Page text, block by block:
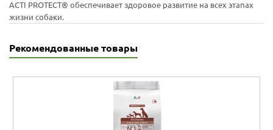
ACTI PROTECT® обеспечивает здоровое развитие на всех этапах
жизни собаки.
Рекомендованные товары